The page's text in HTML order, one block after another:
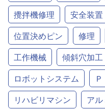
攪拌機修理
安全装置
位置決めピン
修理
工作機械
傾斜穴加工
ロボットシステム
リハビリマシン
ア